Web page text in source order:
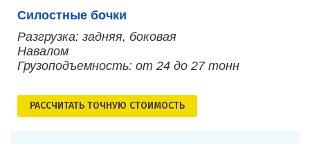
Силостные бочки
Разгрузка: задняя, боковая
Навалом
Грузоподъемность: от 24 до 27 тонн
РАСCЧИТАТЬ ТОЧНУЮ СТОИМОСТЬ